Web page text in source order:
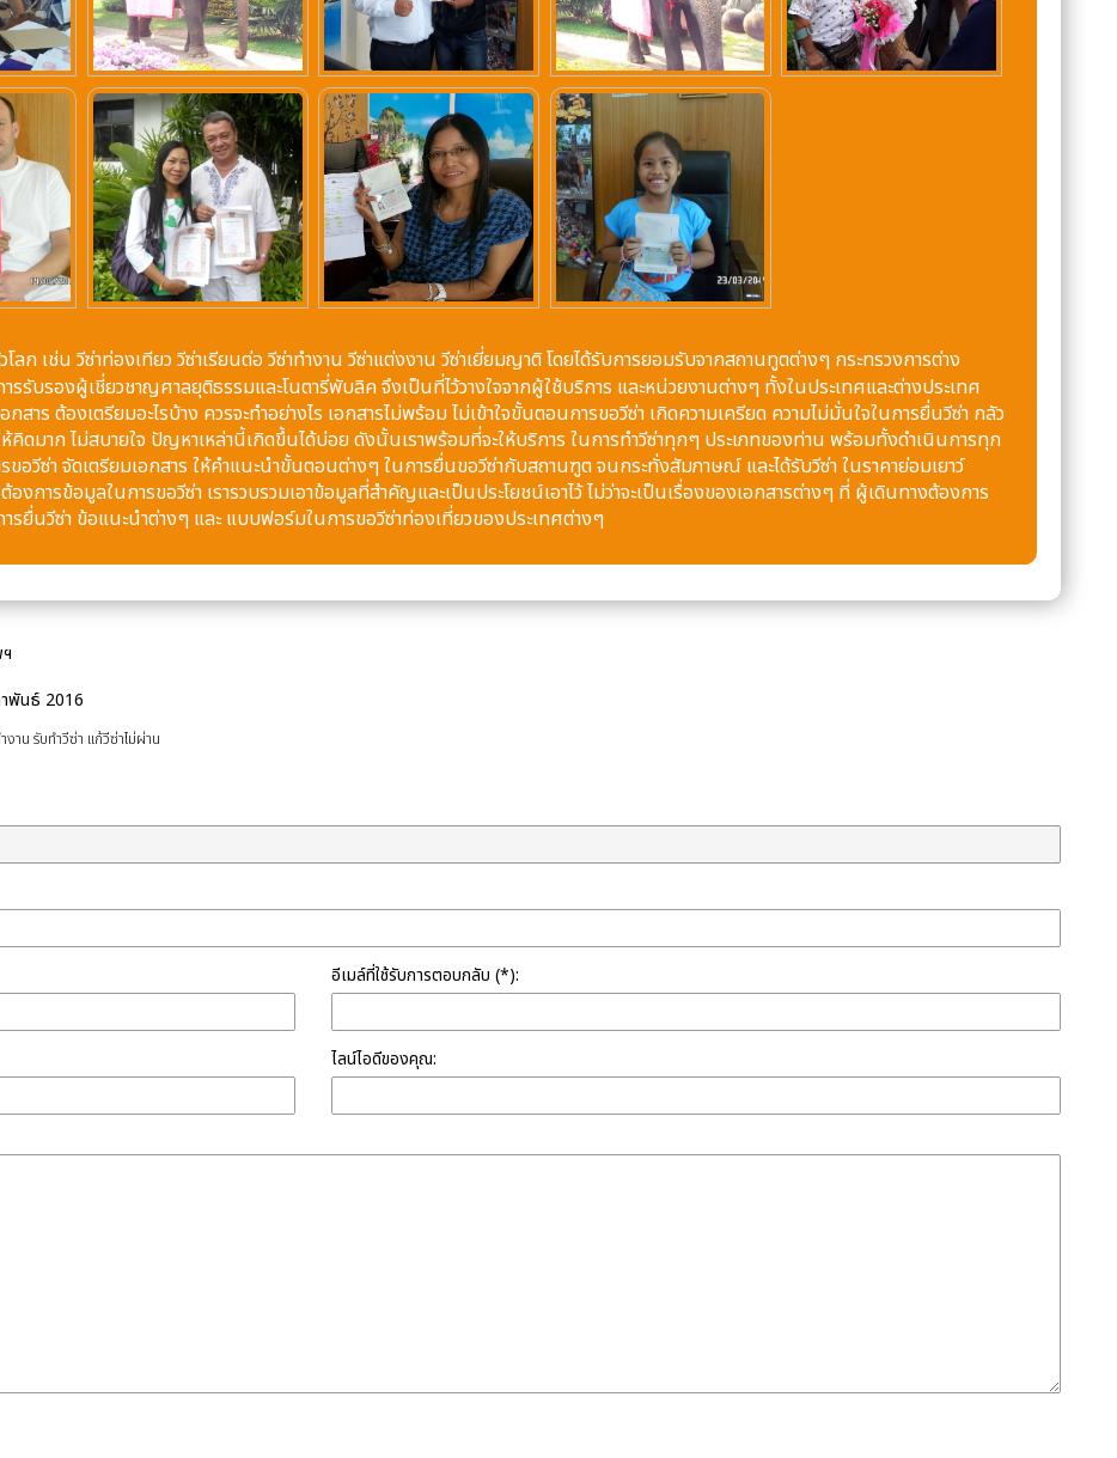
ลก เช่น วีซ่าท่องเทียว วีซ่าเรียนต่อ วีซ่าทำงาน วีซ่าแต่งงาน วีซ่าเยี่ยมญาติ โดยได้รับการยอมรับจากสถานทูตต่างๆ กระทรวงการต่าง
บรองผู้เชี่ยวชาญศาลยุติธรรมและโนตารี่พับลิค จึงเป็นที่ไว้วางใจจากผู้ใช้บริการ และหน่วยงานต่างๆ ทั้งในประเทศและต่างประเทศ
กสาร ต้องเตรียมอะไรบ้าง ควรจะทำอย่างไร เอกสารไม่พร้อม ไม่เข้าใจขั้นตอนการขอวีซ่า เกิดความเครียด ความไม่มั่นใจในการยื่นวีซ่า กลัว
ห้คิดมาก ไม่สบายใจ ปัญหาเหล่านี้เกิดขึ้นได้บ่อย ดังนั้นเราพร้อมที่จะให้บริการ ในการทำวีซ่าทุกๆ ประเภทของท่าน พร้อมทั้งดำเนินการทุก
วีซ่า จัดเตรียมเอกสาร ให้คำแนะนำขั้นตอนต่างๆ ในการยื่นขอวีซ่ากับสถานฑูต จนกระทั่งสัมภาษณ์ และได้รับวีซ่า ในราคาย่อมเยาว์
การข้อมูลในการขอวีซ่า เรารวบรวมเอาข้อมูลที่สำคัญและเป็นประโยชน์เอาไว้ ไม่ว่าจะเป็นเรื่องของเอกสารต่างๆ ที่ ผู้เดินทางต้องการ
ยื่นวีซ่า ข้อแนะนำต่างๆ และ แบบฟอร์มในการขอวีซ่าท่องเที่ยวของประเทศต่างๆ
พันธ์ 2016
าน รับทำวีซ่า แก้วีซ่าไม่ผ่าน
อีเมล์ที่ใช้รับการตอบกลับ (*):
ไลน์ไอดีของคุณ: